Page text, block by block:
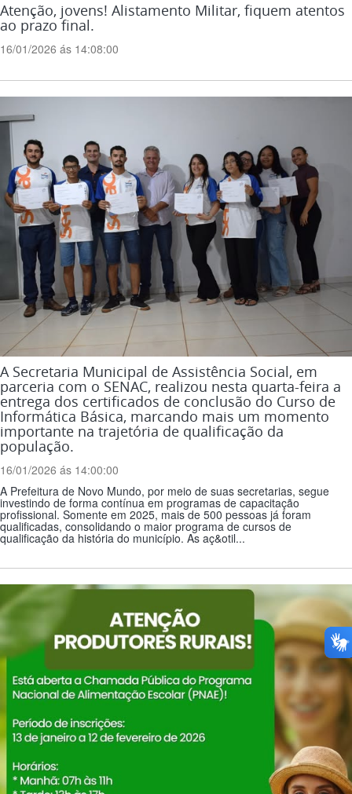
Atenção, jovens! Alistamento Militar, fiquem atentos
ao prazo final.
16/01/2026 ás 14:08:00
A Secretaria Municipal de Assistência Social, em
parceria com o SENAC, realizou nesta quarta-feira a
entrega dos certificados de conclusão do Curso de
Informática Básica, marcando mais um momento
importante na trajetória de qualificação da
população.
16/01/2026 ás 14:00:00
A Prefeitura de Novo Mundo, por meio de suas secretarias, segue
investindo de forma contínua em programas de capacitação
profissional. Somente em 2025, mais de 500 pessoas já foram
qualificadas, consolidando o maior programa de cursos de
qualificação da história do município. As aç&otil...